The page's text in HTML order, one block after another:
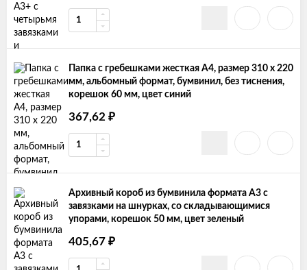
Папка с гребешками жесткая А4, размер 310 х 220
мм, альбомный формат, бумвинил, без тиснения,
корешок 60 мм, цвет синий
367,62 ₽
Архивный короб из бумвинила формата А3 с
завязками на шнурках, со складывающимися
упорами, корешок 50 мм, цвет зеленый
405,67 ₽